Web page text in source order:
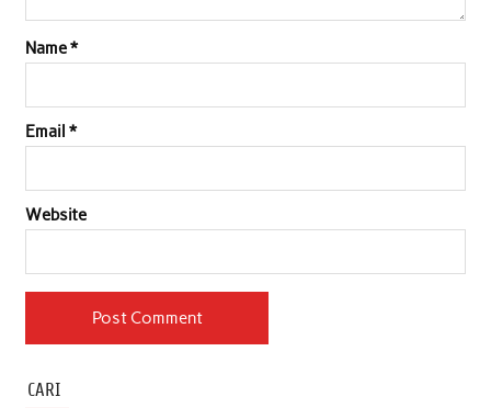
Name*
Email *
Website
CARI